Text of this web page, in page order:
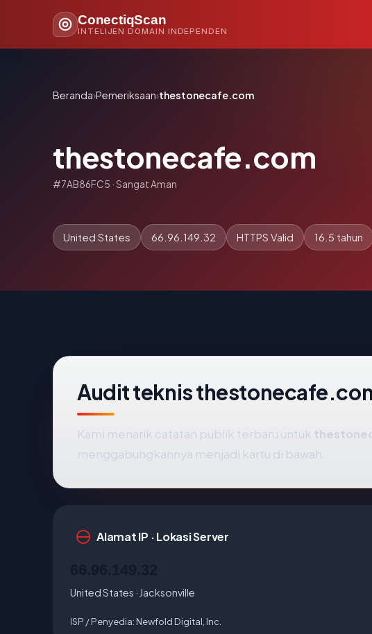
ConectiqScan
INTELIJEN DOMAIN INDEPENDEN
Beranda›Pemeriksaan›thestonecafe.com
thestonecafe.com
#7AB86FC5 · Sangat Aman
United States 66.96.149.32 HTTPS Valid 16.5 tahun
Audit teknis
Kami menarik catatan publik terbaru untuk
menggabungkannya menjadi kartu di bawah.
Alamat IP · Lokasi Server
United States · Jacksonville
ISP / Penyedia: Newfold Digital, Inc.